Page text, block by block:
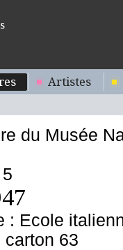
Artistes
du Musée
: Ecole
carton 63